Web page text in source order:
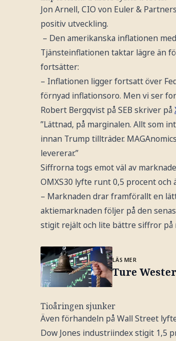
Jon Arnell, CIO von Euler &
positiv utveckling.
– Den amerikanska inflationen
Tjänsteinflationen taktar lägre än
fortsätter:
– Inflationen ligger fortsatt över
förnyad inflationsoro. Men vi ser
Robert Bergqvist på SEB skriver på
”Lättnad, på marginalen. Allt som
innan Trump tillträder.
levererar.”
Siffrorna togs emot väl av
OMXS30 lyfte runt 0,5 procent och
– Marknaden drar framförallt en
aktiemarknaden följer på den
stigit rejält och lite bättre siffror på
LÄS MER
Ture
Tioåringen sjunker
Även förhandeln på Wall Street
Dow Jones industriindex stigit 1,5